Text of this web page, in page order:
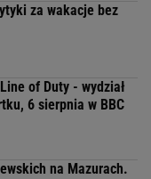
za wakacje bez
of Duty - wydział
6 sierpnia w BBC
na Mazurach.